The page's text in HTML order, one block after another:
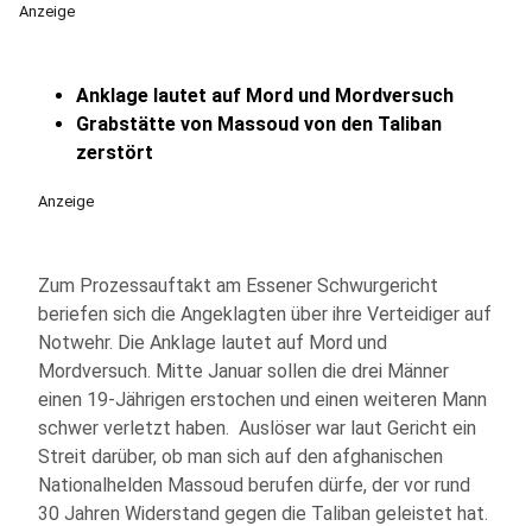
Anzeige
Anklage lautet auf Mord und Mordversuch
Grabstätte von Massoud von den Taliban
zerstört
Anzeige
Zum Prozessauftakt am Essener Schwurgericht
beriefen sich die Angeklagten über ihre Verteidiger auf
Notwehr. Die Anklage lautet auf Mord und
Mordversuch. Mitte Januar sollen die drei Männer
einen 19-Jährigen erstochen und einen weiteren Mann
schwer verletzt haben. Auslöser war laut Gericht ein
Streit darüber, ob man sich auf den afghanischen
Nationalhelden Massoud berufen dürfe, der vor rund
30 Jahren Widerstand gegen die Taliban geleistet hat.